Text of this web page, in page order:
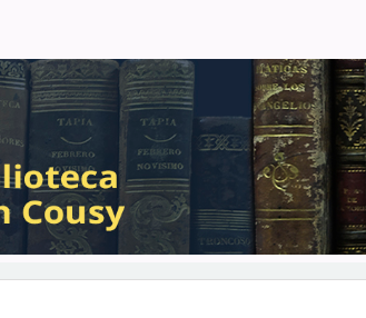
en el catálogo por palabra clave